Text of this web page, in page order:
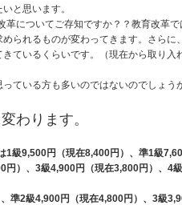
と思います。
革についてご存知ですか？？教育改革で
られるものが変わってきます。さら
ているくらいです。（現在から取り入
ている方も多いのではないのでしょ
わります。
1級9,500円（現在8,400円）、準1級
円）、3級4,900円（現在3,800円）、4
準2級4,900円（現在4,800円）、3級